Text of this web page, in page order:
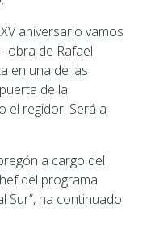
aniversario vamos
obra de Rafael
en una de las
de la
el regidor. Será a
a cargo del
del programa
Sur”, ha continuado